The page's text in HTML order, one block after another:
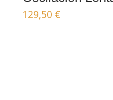
129,50 €